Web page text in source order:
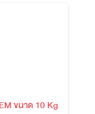
ขนาด 10 Kg